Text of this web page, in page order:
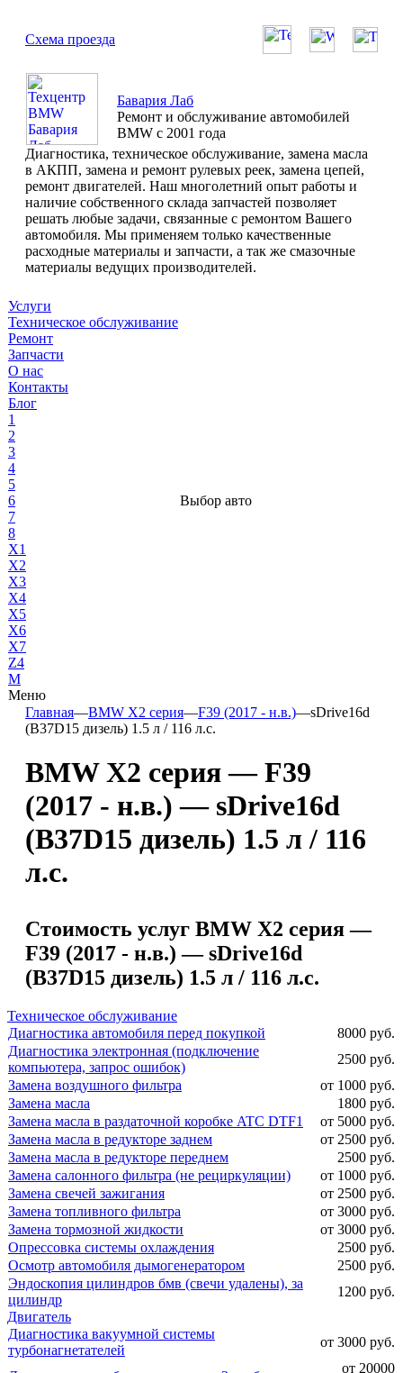
Схема проезда
Бавария Лаб
Ремонт и обслуживание автомобилей
BMW с 2001 года
Диагностика, техническое обслуживание, замена масла
в АКПП, замена и ремонт рулевых реек, замена цепей,
ремонт двигателей. Наш многолетний опыт работы и
наличие собственного склада запчастей позволяет
решать любые задачи, связанные с ремонтом Вашего
автомобиля. Мы применяем только качественные
расходные материалы и запчасти, а так же смазочные
материалы ведущих производителей.
Услуги
Техническое обслуживание
Ремонт
Запчасти
О нас
Контакты
Блог
1
2
3
4
5
6
7
8
X1
X2
X3
X4
X5
X6
X7
Z4
М
Меню
Выбор авто
Главная—BMW X2 серия—F39 (2017 - н.в.)—sDrive16d
(B37D15 дизель) 1.5 л / 116 л.с.
BMW X2 серия — F39
(2017 - н.в.) — sDrive16d
(B37D15 дизель) 1.5 л / 116
л.с.
Стоимость услуг BMW X2 серия —
F39 (2017 - н.в.) — sDrive16d
(B37D15 дизель) 1.5 л / 116 л.с.
Техническое обслуживание
Диагностика автомобиля перед покупкой
8000 руб.
Диагностика электронная (подключение
компьютера, запрос ошибок)
2500 руб.
Замена воздушного фильтра
от 1000 руб.
Замена масла
1800 руб.
Замена масла в раздаточной коробке ATC DTF1
от 5000 руб.
Замена масла в редукторе заднем
от 2500 руб.
Замена масла в редукторе переднем
2500 руб.
Замена салонного фильтра (не рециркуляции)
от 1000 руб.
Замена свечей зажигания
от 2500 руб.
Замена топливного фильтра
от 3000 руб.
Замена тормозной жидкости
от 3000 руб.
Опрессовка системы охлаждения
2500 руб.
Осмотр автомобиля дымогенератором
2500 руб.
Эндоскопия цилиндров бмв (свечи удалены), за
цилиндр
1200 руб.
Двигатель
Диагностика вакуумной системы
турбонагнетателей
от 3000 руб.
от 20000